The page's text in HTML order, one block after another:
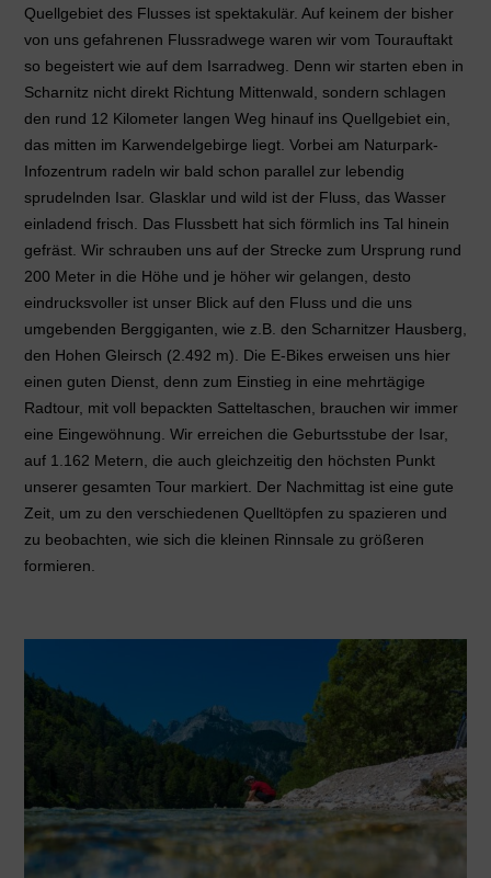
Quellgebiet des Flusses ist spektakulär. Auf keinem der bisher
von uns gefahrenen Flussradwege waren wir vom Tourauftakt
so begeistert wie auf dem Isarradweg. Denn wir starten eben in
Scharnitz nicht direkt Richtung Mittenwald, sondern schlagen
den rund 12 Kilometer langen Weg hinauf ins Quellgebiet ein,
das mitten im Karwendelgebirge liegt. Vorbei am Naturpark-
Infozentrum radeln wir bald schon parallel zur lebendig
sprudelnden Isar. Glasklar und wild ist der Fluss, das Wasser
einladend frisch. Das Flussbett hat sich förmlich ins Tal hinein
gefräst. Wir schrauben uns auf der Strecke zum Ursprung rund
200 Meter in die Höhe und je höher wir gelangen, desto
eindrucksvoller ist unser Blick auf den Fluss und die uns
umgebenden Berggiganten, wie z.B. den Scharnitzer Hausberg,
den Hohen Gleirsch (2.492 m). Die E-Bikes erweisen uns hier
einen guten Dienst, denn zum Einstieg in eine mehrtägige
Radtour, mit voll bepackten Satteltaschen, brauchen wir immer
eine Eingewöhnung. Wir erreichen die Geburtsstube der Isar,
auf 1.162 Metern, die auch gleichzeitig den höchsten Punkt
unserer gesamten Tour markiert. Der Nachmittag ist eine gute
Zeit, um zu den verschiedenen Quelltöpfen zu spazieren und
zu beobachten, wie sich die kleinen Rinnsale zu größeren
formieren.